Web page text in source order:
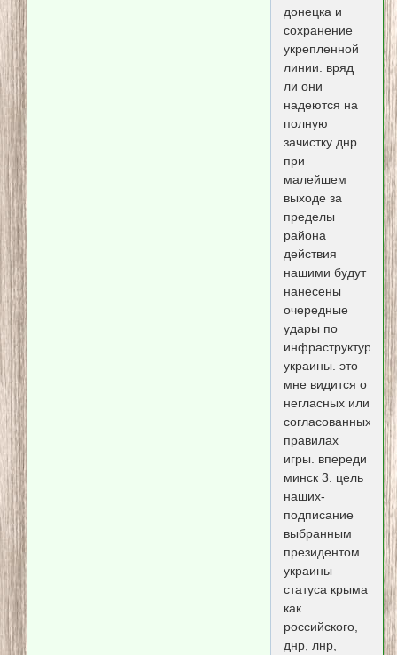
донецка и
сохранение
укрепленной
линии. вряд
ли они
надеются на
полную
зачистку днр.
при
малейшем
выходе за
пределы
района
действия
нашими будут
нанесены
очередные
удары по
инфраструктуре
украины. это
мне видится о
негласных или
согласованных
правилах
игры. впереди
минск 3. цель
наших-
подписание
выбранным
президентом
украины
статуса крыма
как
российского,
днр, лнр,